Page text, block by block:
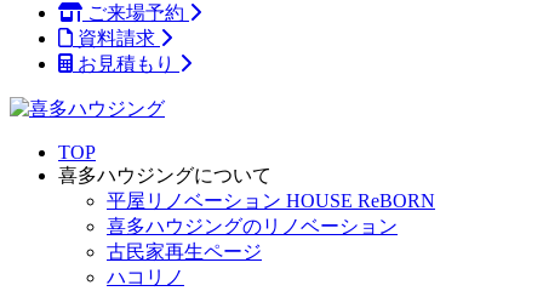
ご来場予約
資料請求
お見積もり
TOP
喜多ハウジングについて
平屋リノベーション HOUSE ReBORN
喜多ハウジングのリノベーション
古民家再生ページ
ハコリノ